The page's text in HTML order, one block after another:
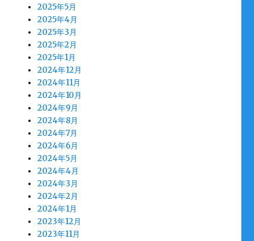
2025年5月
2025年4月
2025年3月
2025年2月
2025年1月
2024年12月
2024年11月
2024年10月
2024年9月
2024年8月
2024年7月
2024年6月
2024年5月
2024年4月
2024年3月
2024年2月
2024年1月
2023年12月
2023年11月